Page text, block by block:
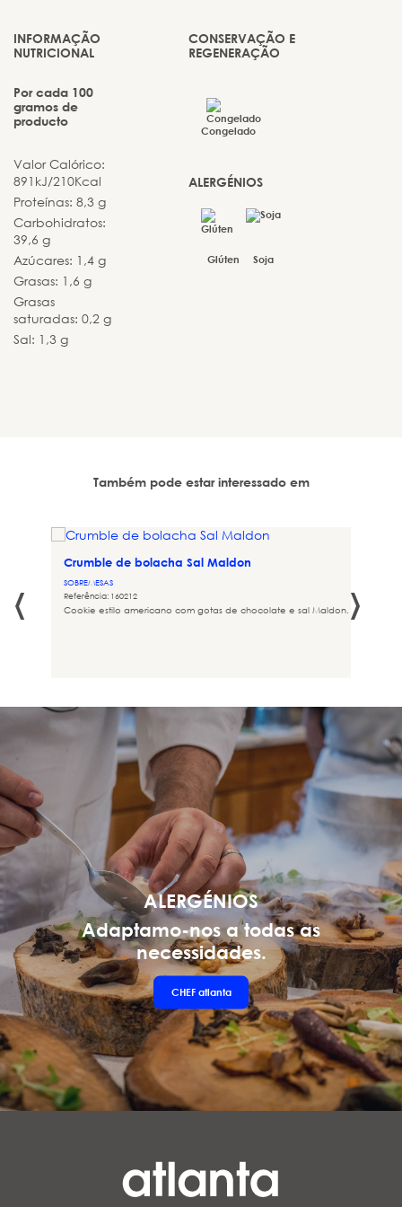
INFORMAÇÃO
NUTRICIONAL
Por cada 100
gramos de
producto
Valor Calórico:
891kJ/210Kcal
Proteínas: 8,3 g
Carbohidratos:
39,6 g
Azúcares: 1,4 g
Grasas: 1,6 g
Grasas
saturadas: 0,2 g
Sal: 1,3 g
CONSERVAÇÃO E
REGENERAÇÃO
Congelado
ALERGÉNIOS
Glúten Soja
Também pode estar interessado em
Crumble de bolacha Sal Maldon
SOBREMESAS
Referência: 160212
Cookie estilo americano com gotas de chocolate e sal Maldon.
‹ ›
ALERGÉNIOS
Adaptamo-nos a todas as
necessidades.
CHEF atlanta